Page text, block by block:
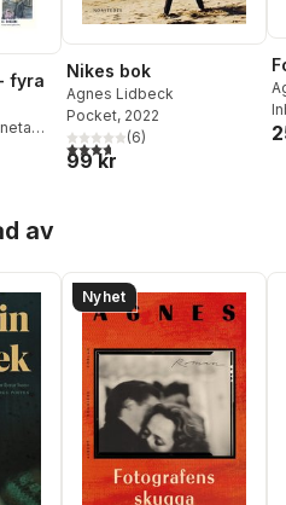
fyra
Nikes bok
Agnes Lidbeck
Pocket, 2022
3,7utav 5 stjärnor. Totalt antal
(6)
99 kr
av
Nyhet